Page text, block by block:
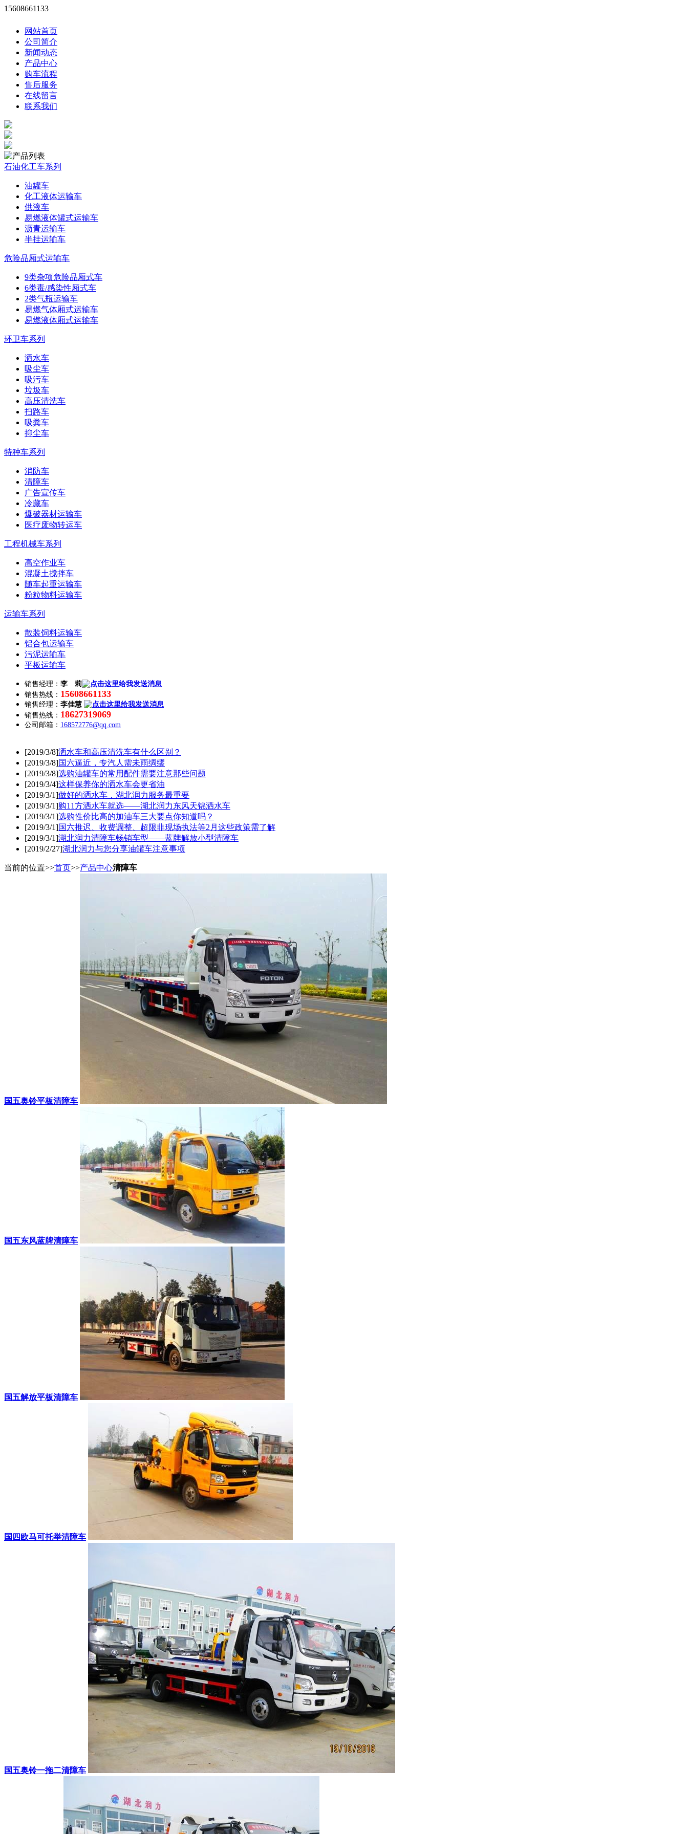
15608661133
网站首页
公司简介
新闻动态
产品中心
购车流程
售后服务
在线留言
联系我们
石油化工车系列
油罐车
化工液体运输车
供液车
易燃液体罐式运输车
沥青运输车
半挂运输车
危险品厢式运输车
9类杂项危险品厢式车
6类毒/感染性厢式车
2类气瓶运输车
易燃气体厢式运输车
易燃液体厢式运输车
环卫车系列
洒水车
吸尘车
吸污车
垃圾车
高压清洗车
扫路车
吸粪车
抑尘车
特种车系列
消防车
清障车
广告宣传车
冷藏车
爆破器材运输车
医疗废物转运车
工程机械车系列
高空作业车
混凝土搅拌车
随车起重运输车
粉粒物料运输车
运输车系列
散装饲料运输车
铝合包运输车
污泥运输车
平板运输车
销售经理： 李 莉
销售热线： 15608661133
销售经理： 李佳慧
销售热线： 18627319069
公司邮箱： 168572776@qq.com
[2019/3/8]洒水车和高压清洗车有什么区别？
[2019/3/8]国六逼近，专汽人需未雨绸缪
[2019/3/8]选购油罐车的常用配件需要注意那些问题
[2019/3/4]这样保养你的洒水车会更省油
[2019/3/1]做好的洒水车，湖北润力服务最重要
[2019/3/1]购11方洒水车就选——湖北润力东风天锦洒水车
[2019/3/1]选购性价比高的加油车三大要点你知道吗？
[2019/3/1]国六推迟、收费调整、超限非现场执法等2月这些政策需了解
[2019/3/1]湖北润力清障车畅销车型——蓝牌解放小型清障车
[2019/2/27]湖北润力与您分享油罐车注意事项
当前的位置>>首页>>产品中心清障车
国五奥铃平板清障车
国五东风蓝牌清障车
国五解放平板清障车
国四欧马可托举清障车
国五奥铃一拖二清障车